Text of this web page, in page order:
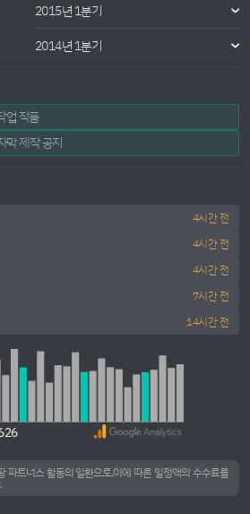
2015년 1분기
2014년 1분기
업 작품
막 제작 공지
4시간 전
4시간 전
4시간 전
7시간 전
14시간 전
파트너스 활동의 일환으로,이에 따른 일정액의 수수료를